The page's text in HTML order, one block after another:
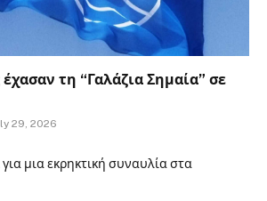
τη “Γαλάζια Σημαία” σε
29, 2026